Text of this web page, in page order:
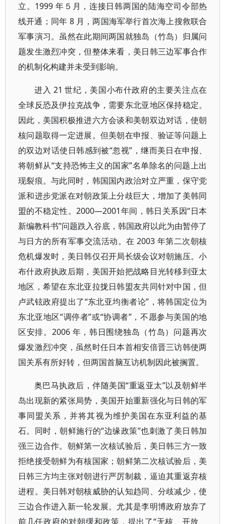
立。1999 年５月，连接日韩两国的陆海空司令部热
线开通；同年 8 月，两国海军举行首次海上搜救联合
军事演习。虽然在此期间两国就独岛（竹岛）归属问
题发生激烈冲突，但整体来看，美日韩三边军事合作
的机制化构建并未受到影响。
进入 21 世纪，美国小布什政府的主要关注点在
全球反恐及伊拉克战争，需要东北亚地区保持稳定。
因此，美国积极推进六方会谈和美朝双边对话，使朝
核问题取得一定进展。但美朝在申报、验证等问题上
的双边对话使日韩感到被“忽视”，继而美日在申报、
将朝鲜从“支持恐怖主义的国家”名单除名的问题上出
现裂痕。与此同时，韩国国内政治对立严重，保守党
派和进步党派在对朝政策上分歧巨大，增加了美韩同
盟的不稳定性。2000—2001年间，韩日关系因“日本
新编教科书”问题跌入谷底，韩国政府以此为由暂停了
与日方的所有军事交流活动。在 2003 年第二次朝核
危机爆发时，美日韩仅召开局长级会议对朝施压。小
布什政府执政后期，美国开始把战略目光转移到亚太
地区，希望在东北亚拉拢日韩盟友共同针对中国，但
卢武铉政府提出了“东北亚均衡者论”，将韩国定位为
东北亚地区“调停者”或“协调者”，不愿参与美国的地
区安排。2006 年，韩日围绕独岛（竹岛）问题再次
爆发激烈冲突，虽然时任日本首相安倍晋三访韩使两
国关系有所好转，但两国首脑互访机制因此被搁置。
奥巴马执政后，伴随美国“重返亚太”以及朝鲜半
岛出现新的紧张局势，美国开始重新强化与日韩的军
事同盟关系，并将其视为维护美国在东亚利益的基
石。同时，朝鲜施行的“边缘政策”也刺激了美日韩加
强三边合作。朝鲜第一次核试验后，美日韩三方一致
拒绝接受朝鲜为有核国家；朝鲜第二次核试验后，美
日韩三方均主张对朝进行严厉制裁，逼迫其重返弃核
进程。美日韩对朝核威胁的认知趋同、分歧减少，使
三边合作进入新一轮发展。尤其是李明博政府放弃了
前几任政府的对朝缓和政策，提出了“无核、开放、